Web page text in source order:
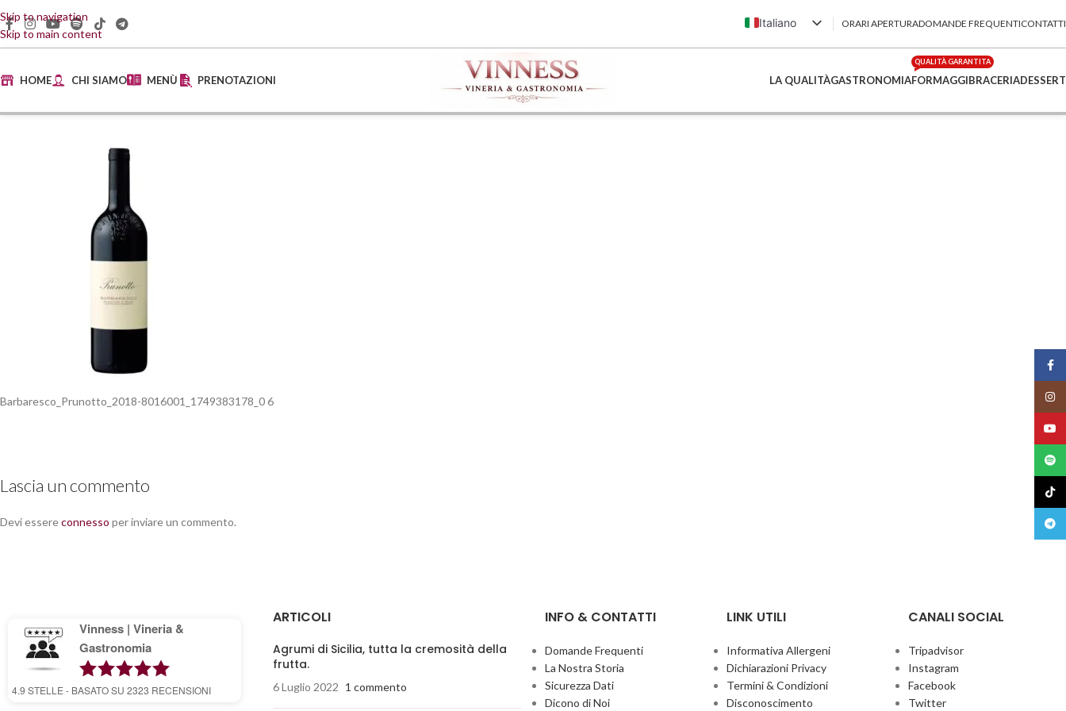
Skip to navigation
Skip to main content
Italiano
English (UK)
Français
ORARI APERTURADOMANDE FREQUENTICONTATTI
HOME CHI SIAMO MENÙ PRENOTAZIONI LA QUALITÀGASTRONOMIAFORMAGGI
QUALITÀ GARANTITA
BRACERIADESSERT
Barbaresco_Prunotto_2018-8016001_1749383178_0 6
Lascia un commento
Devi essereconnesso per inviare un commento.
Vinness | Vineria &
Gastronomia
4.9 STELLE - BASATO SU 2323 RECENSIONI
ARTICOLI
Agrumi di Sicilia, tutta la cremosità della
frutta.
6 Luglio 2022 1 commento
INFO & CONTATTI
Domande Frequenti
La Nostra Storia
Sicurezza Dati
Dicono di Noi
LINK UTILI
Informativa Allergeni
Dichiarazioni Privacy
Termini & Condizioni
Disconoscimento
CANALI SOCIAL
Tripadvisor
Instagram
Facebook
Twitter